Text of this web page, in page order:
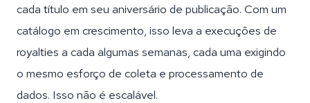
cada título em seu aniversário de publicação. Com um
catálogo em crescimento, isso leva a execuções de
royalties a cada algumas semanas, cada uma exigindo
o mesmo esforço de coleta e processamento de
dados. Isso não é escalável.